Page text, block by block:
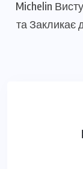
Michelin
та Закликає